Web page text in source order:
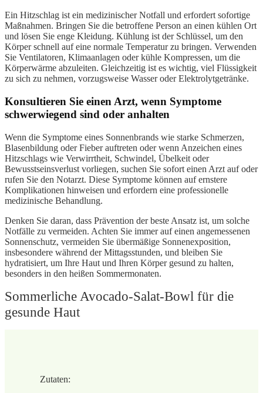
Ein Hitzschlag ist ein medizinischer Notfall und erfordert sofortige
Maßnahmen. Bringen Sie die betroffene Person an einen kühlen Ort
und lösen Sie enge Kleidung. Kühlung ist der Schlüssel, um den
Körper schnell auf eine normale Temperatur zu bringen. Verwenden
Sie Ventilatoren, Klimaanlagen oder kühle Kompressen, um die
Körperwärme abzuleiten. Gleichzeitig ist es wichtig, viel Flüssigkeit
zu sich zu nehmen, vorzugsweise Wasser oder Elektrolytgetränke.
Konsultieren Sie einen Arzt, wenn Symptome
schwerwiegend sind oder anhalten
Wenn die Symptome eines Sonnenbrands wie starke Schmerzen,
Blasenbildung oder Fieber auftreten oder wenn Anzeichen eines
Hitzschlags wie Verwirrtheit, Schwindel, Übelkeit oder
Bewusstseinsverlust vorliegen, suchen Sie sofort einen Arzt auf oder
rufen Sie den Notarzt. Diese Symptome können auf ernstere
Komplikationen hinweisen und erfordern eine professionelle
medizinische Behandlung.
Denken Sie daran, dass Prävention der beste Ansatz ist, um solche
Notfälle zu vermeiden. Achten Sie immer auf einen angemessenen
Sonnenschutz, vermeiden Sie übermäßige Sonnenexposition,
insbesondere während der Mittagsstunden, und bleiben Sie
hydratisiert, um Ihre Haut und Ihren Körper gesund zu halten,
besonders in den heißen Sommermonaten.
Sommerliche Avocado-Salat-Bowl für die
gesunde Haut
Zutaten: